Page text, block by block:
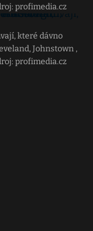
profimedia.cz
které dávno
Johnstown ,
profimedia.cz